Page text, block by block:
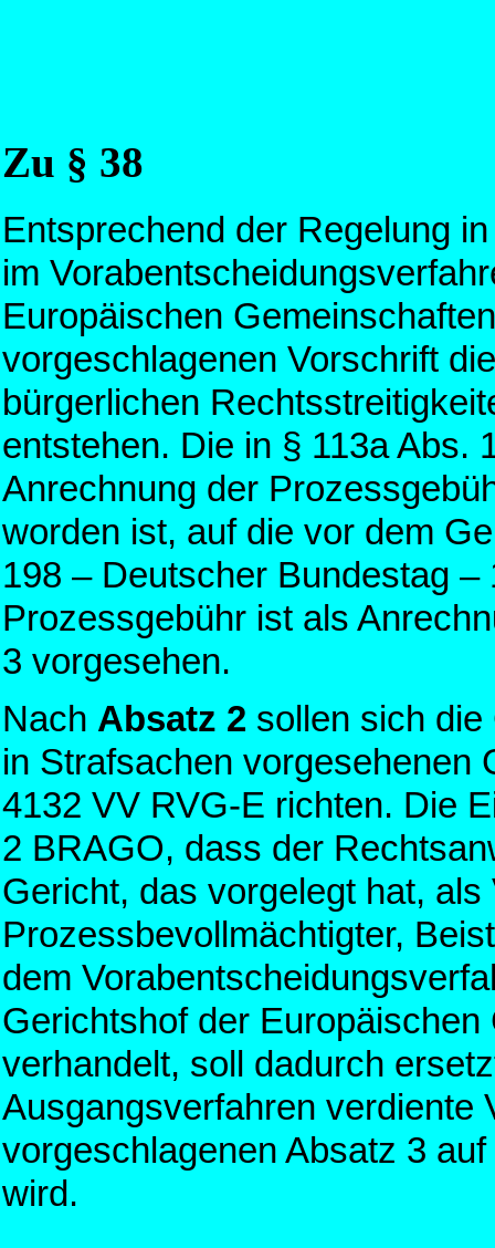
Zu § 38
Entsprechend der Regelung
im
Europäischen
vorgeschlagenen Vorschrift
bürgerlichen
entstehen. Die in § 113a Abs.
Anrechnung der
worden ist, auf die vor dem
198 – Deutscher Bundestag
Prozessgebühr ist als
3 vorgesehen.
Nach Absatz 2 sollen sich
in Strafsachen vorgesehenen
4132 VV RVG-E richten. Die
2 BRAGO, dass der
Gericht, das vorgelegt hat, als
Prozessbevollmächtigter,
dem
Gerichtshof der
verhandelt, soll dadurch
Ausgangsverfahren verdiente
vorgeschlagenen Absatz 3
wird.